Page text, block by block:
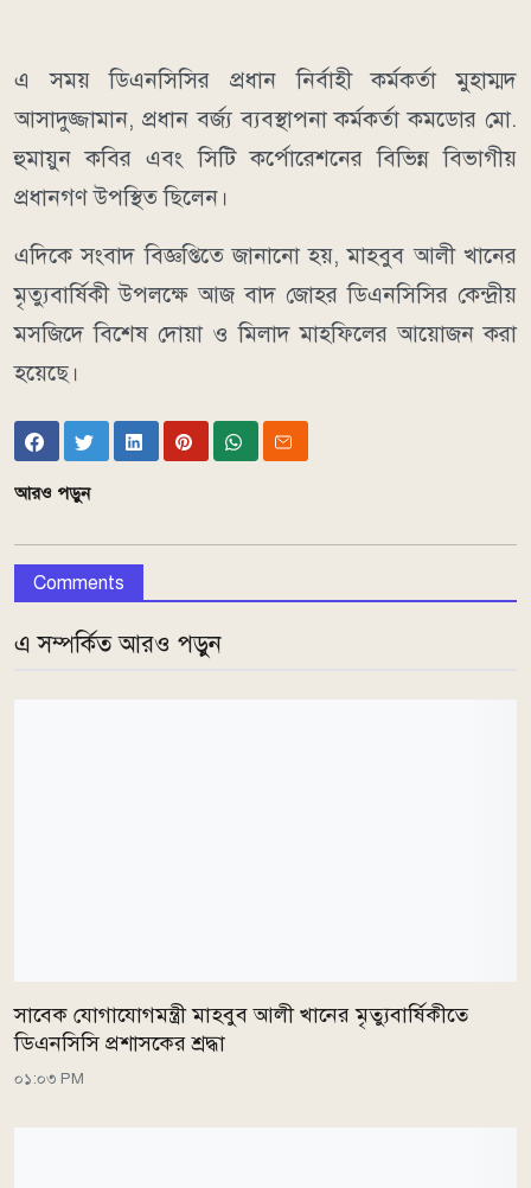
এ সময় ডিএনসিসির প্রধান নির্বাহী কর্মকর্তা মুহাম্মদ
আসাদুজ্জামান, প্রধান বর্জ্য ব্যবস্থাপনা কর্মকর্তা কমডোর মো.
হুমায়ুন কবির এবং সিটি কর্পোরেশনের বিভিন্ন বিভাগীয়
প্রধানগণ উপস্থিত ছিলেন।
এদিকে সংবাদ বিজ্ঞপ্তিতে জানানো হয়, মাহবুব আলী খানের
মৃত্যুবার্ষিকী উপলক্ষে আজ বাদ জোহর ডিএনসিসির কেন্দ্রীয়
মসজিদে বিশেষ দোয়া ও মিলাদ মাহফিলের আয়োজন করা
হয়েছে।
আরও পড়ুন
Comments
এ সম্পর্কিত আরও পড়ুন
সাবেক যোগাযোগমন্ত্রী মাহবুব আলী খানের মৃত্যুবার্ষিকীতে
ডিএনসিসি প্রশাসকের শ্রদ্ধা
০১:০৩ PM